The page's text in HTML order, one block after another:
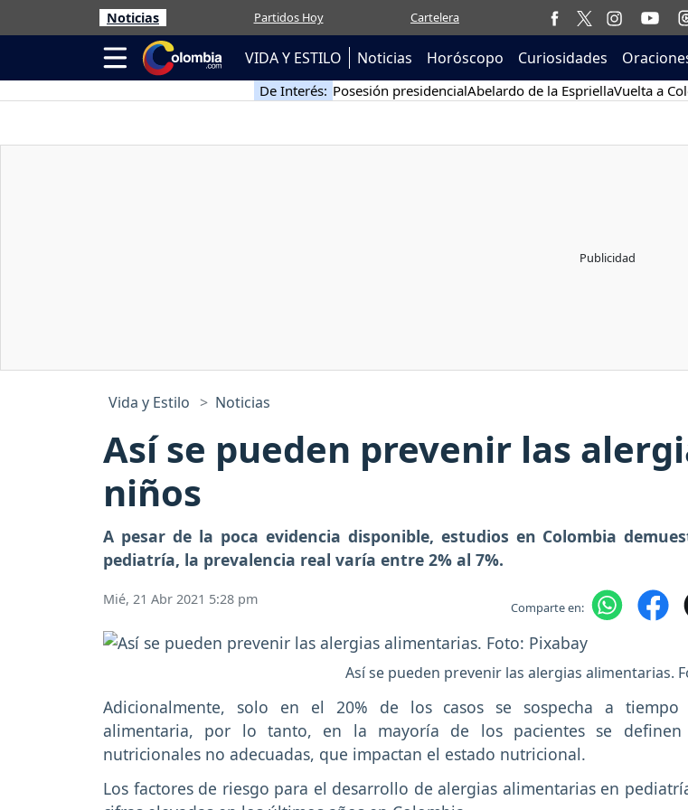
Noticias Partidos Hoy Cartelera
VIDA Y ESTILO Noticias Horóscopo Curiosidades
De Interés: Posesión presidencialAbelardo de la EspriellaVuelta a
Vida y Estilo Noticias
Así se pueden prevenir las
niños
A pesar de la poca evidencia disponible, estudios en Colombia
pediatría, la prevalencia real varía entre 2% al 7%.
Mié, 21 Abr 2021 5:28 pm Comparte en:
Así se pueden prevenir las alergias alimentarias.
Adicionalmente, solo en el 20% de los casos se sospecha a
alimentaria, por lo tanto, en la mayoría de los pacientes se definen
nutricionales no adecuadas, que impactan el estado nutricional.
Los factores de riesgo para el desarrollo de alergias alimentarias en